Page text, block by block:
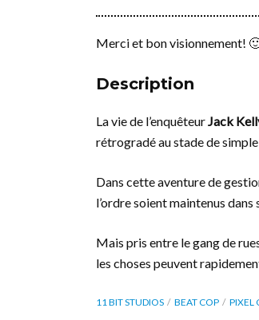
Merci et bon visionnement!
Description
La vie de l’enquêteurJack
rétrogradé au stade de
Dans cette aventure de
l’ordre soient maintenus dans
Mais pris entre le gang de
les choses peuvent
11 BIT STUDIOS BEAT COP PIXEL